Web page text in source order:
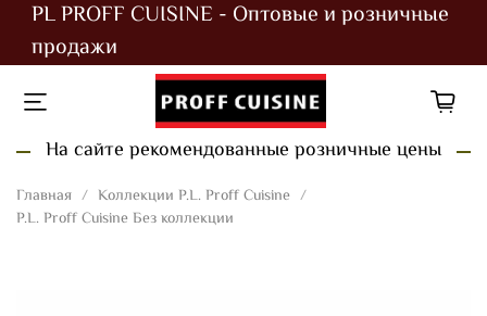
PL PROFF CUISINE - Оптовые и розничные
продажи
На сайте рекомендованные розничные цены
Главная
Коллекции P.L. Proff Cuisine
P.L. Proff Cuisine Без коллекции